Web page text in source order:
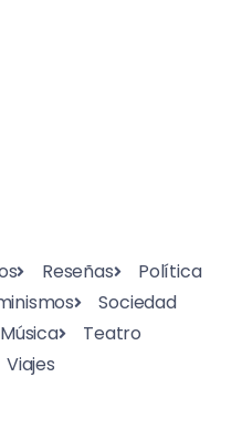
Reseñas
Política
Sociedad
Música
Teatro
Viajes